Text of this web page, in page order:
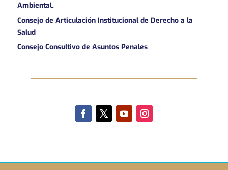
AmbientaL
Consejo de Articulación Institucional de Derecho a la
Salud
Consejo Consultivo de Asuntos Penales